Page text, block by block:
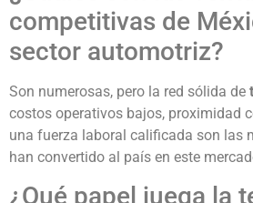
competitivas de
sector automotriz?
Son numerosas, pero la red sólida de
costos operativos bajos, proximidad
una fuerza laboral calificada son las
han convertido al país en este
¿Qué papel juega la